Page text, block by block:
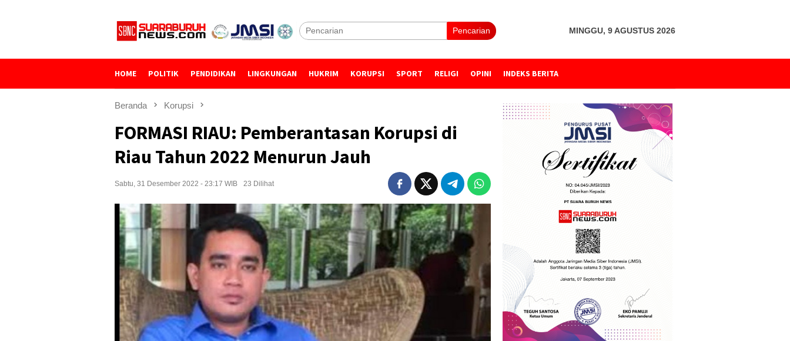
Pencarian MINGGU, 9 AGUSTUS 2026
HOME POLITIK PENDIDIKAN LINGKUNGAN HUKRIM KORUPSI SPORT RELIGI OPINI INDEKS BERITA
Beranda Korupsi
FORMASI RIAU: Pemberantasan Korupsi di
Riau Tahun 2022 Menurun Jauh
Sabtu, 31 Desember 2022 - 23:17 WIB 23 Dilihat